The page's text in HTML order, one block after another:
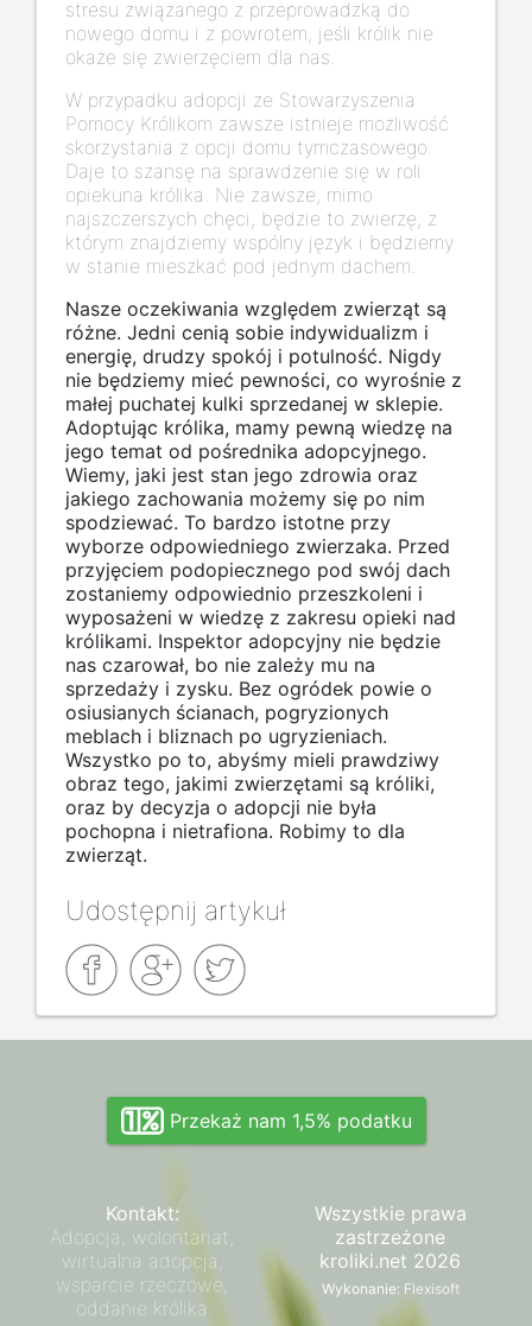
stresu związanego z przeprowadzką do
nowego domu i z powrotem, jeśli królik nie
okaże się zwierzęciem dla nas.
W przypadku adopcji ze Stowarzyszenia
Pomocy Królikom zawsze istnieje możliwość
skorzystania z opcji domu tymczasowego.
Daje to szansę na sprawdzenie się w roli
opiekuna królika. Nie zawsze, mimo
najszczerszych chęci, będzie to zwierzę, z
którym znajdziemy wspólny język i będziemy
w stanie mieszkać pod jednym dachem.
Nasze oczekiwania względem zwierząt są
różne. Jedni cenią sobie indywidualizm i
energię, drudzy spokój i potulność. Nigdy
nie będziemy mieć pewności, co wyrośnie z
małej puchatej kulki sprzedanej w sklepie.
Adoptując królika, mamy pewną wiedzę na
jego temat od pośrednika adopcyjnego.
Wiemy, jaki jest stan jego zdrowia oraz
jakiego zachowania możemy się po nim
spodziewać. To bardzo istotne przy
wyborze odpowiedniego zwierzaka. Przed
przyjęciem podopiecznego pod swój dach
zostaniemy odpowiednio przeszkoleni i
wyposażeni w wiedzę z zakresu opieki nad
królikami. Inspektor adopcyjny nie będzie
nas czarował, bo nie zależy mu na
sprzedaży i zysku. Bez ogródek powie o
osiusianych ścianach, pogryzionych
meblach i bliznach po ugryzieniach.
Wszystko po to, abyśmy mieli prawdziwy
obraz tego, jakimi zwierzętami są króliki,
oraz by decyzja o adopcji nie była
pochopna i nietrafiona. Robimy to dla
zwierząt.
Udostępnij artykuł
Przekaż nam 1,5% podatku
Kontakt:
Adopcja, wolontariat,
wirtualna adopcja,
wsparcie rzeczowe,
oddanie królika
Wszystkie prawa
zastrzeżone
kroliki.net 2026
Wykonanie: Flexisoft